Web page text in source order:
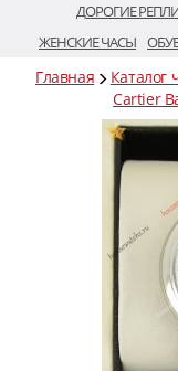
ДОРОГИЕ
ЖЕНСКИЕ ЧАСЫ
Главная Каталог
Cartier